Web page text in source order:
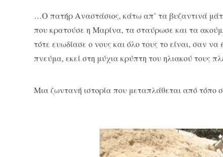
…Ο πατήρ Αναστάσιος, κάτω απ’ τα βυζαντινά
που κρατούσε η Μαρίνα, τα σταύρωσε και τα
τότε ευωδίασε ο νους και όλο τους το είναι, σαν
πνεύμα, εκεί στη μύχια κρύπτη του ηλιακού τους
Μια ζωντανή ιστορία που μεταπλάθεται από τόπο